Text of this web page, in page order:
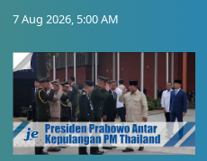
7 Aug 2026, 5:00 AM